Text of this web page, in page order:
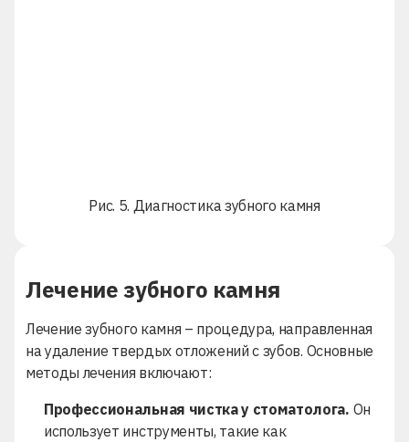
Рис. 5. Диагностика зубного камня
Лечение зубного камня
Лечение зубного камня – процедура, направленная
на удаление твердых отложений с зубов. Основные
методы лечения включают:
Профессиональная чистка у стоматолога. Он
использует инструменты, такие как